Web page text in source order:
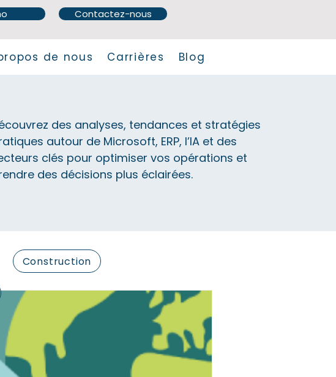
Contactez-nous
de nous Carrières Blog
des analyses, tendances et stratégies
autour de Microsoft, ERP, l’IA et des
clés pour optimiser vos opérations et
des décisions plus éclairées.
Construction